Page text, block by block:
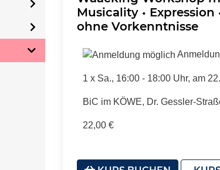
Musicality • Expression
ohne Vorkenntnisse
1 x Sa., 16:00 - 18:00 Uhr, am
BiC im KÖWE, Dr. Gessler-
22,00 €